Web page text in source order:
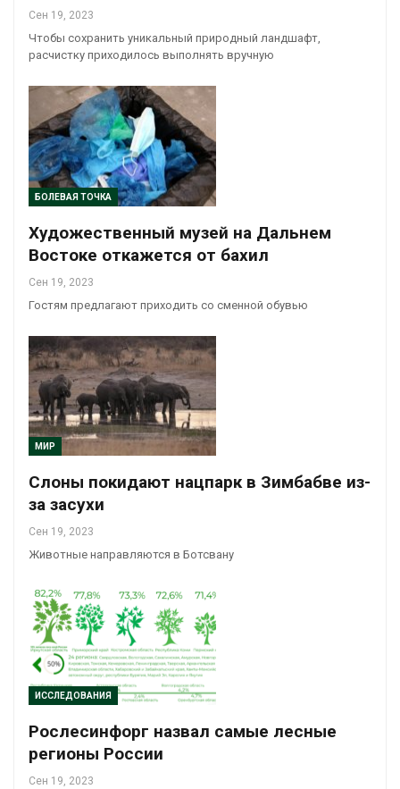
Сен 19, 2023
Чтобы сохранить уникальный природный ландшафт,
расчистку приходилось выполнять вручную
БОЛЕВАЯ ТОЧКА
Художественный музей на Дальнем
Востоке откажется от бахил
Сен 19, 2023
Гостям предлагают приходить со сменной обувью
МИР
Слоны покидают нацпарк в Зимбабве из-
за засухи
Сен 19, 2023
Животные направляются в Ботсвану
ИССЛЕДОВАНИЯ
Рослесинфорг назвал самые лесные
регионы России
Сен 19, 2023